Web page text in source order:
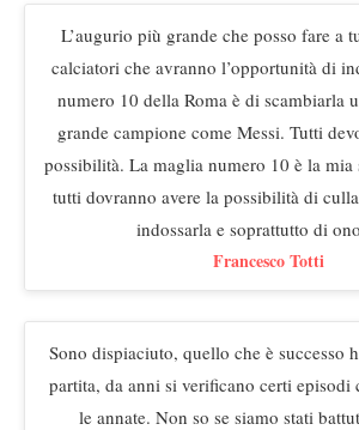
L’augurio più grande che posso fare a
calciatori che avranno l’opportunità di
numero 10 della Roma è di scambiarla
grande campione come Messi. Tutti
possibilità. La maglia numero 10 è la mia
tutti dovranno avere la possibilità di
indossarla e soprattutto di
Francesco Totti
Sono dispiaciuto, quello che è successo
partita, da anni si verificano certi episodi
le annate. Non so se siamo stati